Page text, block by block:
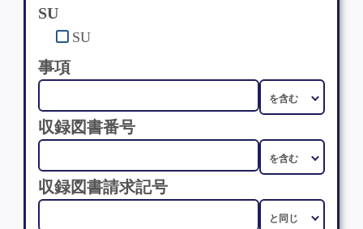
SU
SU
事項
収録図書番号
収録図書請求記号